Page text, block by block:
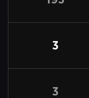
3
3